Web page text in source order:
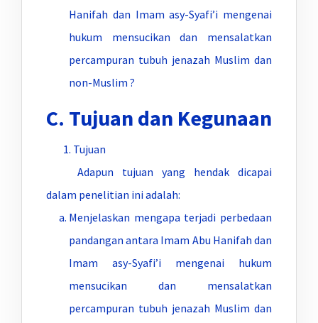
Hanifah dan Imam asy-Syafi’i mengenai
hukum mensucikan dan mensalatkan
percampuran tubuh jenazah Muslim dan
non-Muslim ?
C. Tujuan dan Kegunaan
1. Tujuan
Adapun tujuan yang hendak dicapai
dalam penelitian ini adalah:
Menjelaskan mengapa terjadi perbedaan
pandangan antara Imam Abu Hanifah dan
Imam asy-Syafi’i mengenai hukum
mensucikan dan mensalatkan
percampuran tubuh jenazah Muslim dan